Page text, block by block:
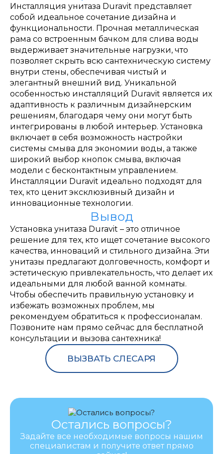
Инсталляция унитаза Duravit представляет
собой идеальное сочетание дизайна и
функциональности. Прочная металлическая
рама со встроенным бачком для слива воды
выдерживает значительные нагрузки, что
позволяет скрыть всю сантехническую систему
внутри стены, обеспечивая чистый и
элегантный внешний вид. Уникальной
особенностью инсталляций Duravit является их
адаптивность к различным дизайнерским
решениям, благодаря чему они могут быть
интегрированы в любой интерьер. Установка
включает в себя возможность настройки
системы смыва для экономии воды, а также
широкий выбор кнопок смыва, включая
модели с бесконтактным управлением.
Инсталляции Duravit идеально подходят для
тех, кто ценит эксклюзивный дизайн и
инновационные технологии.
Вывод
Установка унитаза Duravit – это отличное
решение для тех, кто ищет сочетание высокого
качества, инноваций и стильного дизайна. Эти
унитазы предлагают долговечность, комфорт и
эстетическую привлекательность, что делает их
идеальными для любой ванной комнаты.
Чтобы обеспечить правильную установку и
избежать возможных проблем, мы
рекомендуем обратиться к профессионалам.
Позвоните нам прямо сейчас для бесплатной
консультации и вызова сантехника!
ВЫЗВАТЬ СЛЕСАРЯ
Остались вопросы?
Задайте все необходимые вопросы нашим
специалистам и получите ответ прямо